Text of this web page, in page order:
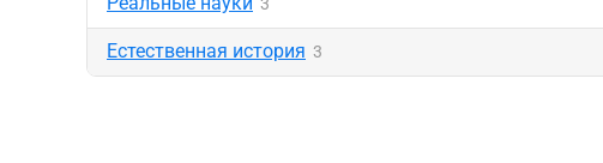
Естественная история 3